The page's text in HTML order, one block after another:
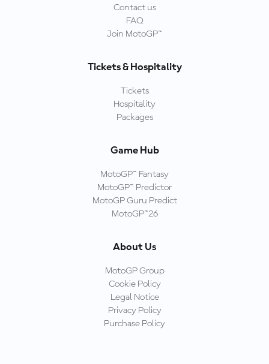
Contact us
FAQ
Join MotoGP™
Tickets & Hospitality
Tickets
Hospitality
Packages
Game Hub
MotoGP™ Fantasy
MotoGP™ Predictor
MotoGP Guru Predict
MotoGP™26
About Us
MotoGP Group
Cookie Policy
Legal Notice
Privacy Policy
Purchase Policy